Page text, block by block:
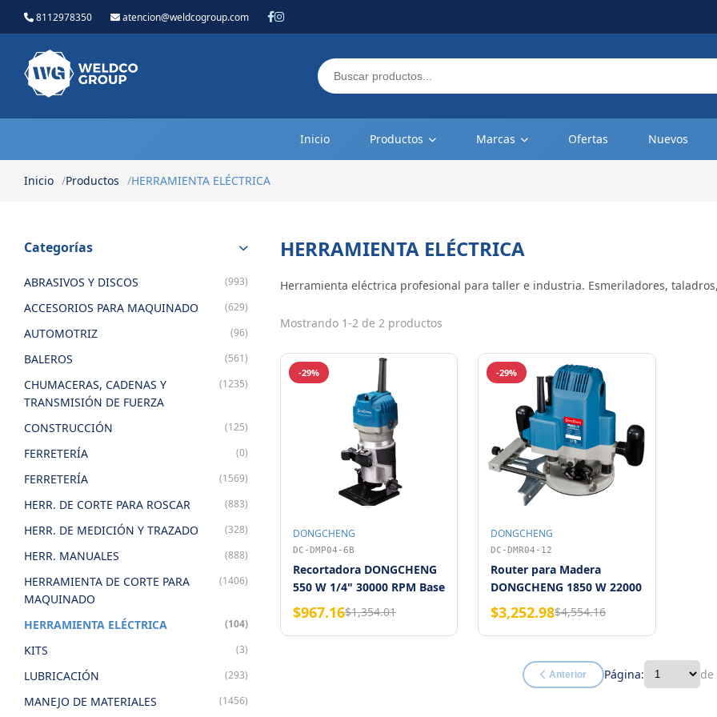
8112978350 atencion@weldcogroup.com
Inicio Productos Marcas Ofertas Nuevos
Inicio Productos HERRAMIENTA ELÉCTRICA
Categorías
ABRASIVOS Y DISCOS (993)
ACCESORIOS PARA MAQUINADO (629)
AUTOMOTRIZ (96)
BALEROS (561)
CHUMACERAS, CADENAS Y
TRANSMISIÓN DE FUERZA
(1235)
CONSTRUCCIÓN (125)
FERRETERÍA (0)
FERRETERÍA (1569)
HERR. DE CORTE PARA ROSCAR (883)
HERR. DE MEDICIÓN Y TRAZADO (328)
HERR. MANUALES (888)
HERRAMIENTA DE CORTE PARA
MAQUINADO
(1406)
HERRAMIENTA ELÉCTRICA (104)
KITS (3)
LUBRICACIÓN (293)
MANEJO DE MATERIALES (1456)
HERRAMIENTA ELÉCTRICA
Herramienta eléctrica profesional para taller e industria. Esmeriladores,
Mostrando 1-2 de 2 productos
-29%
DONGCHENG
DC-DMP04-6B
Recortadora DONGCHENG
550 W 1/4" 30000 RPM Base
Ajustable
$967.16$1,354.01
-29%
DONGCHENG
DC-DMR04-12
Router para Madera
DONGCHENG 1850 W 22000
RPM 1/2"
$3,252.98$4,554.16
Anterior Página: de